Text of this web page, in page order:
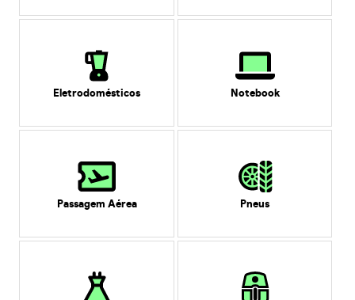
Eletrodomésticos Notebook
Passagem Aérea Pneus